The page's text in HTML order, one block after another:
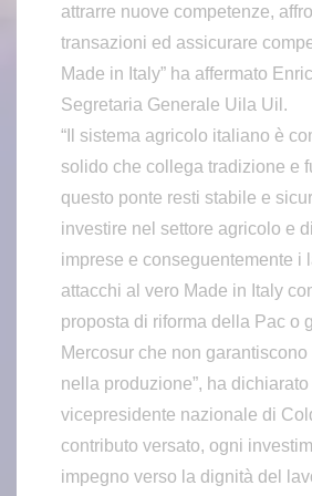
attrarre nuove competenze,
transazioni ed assicurare
Made in Italy” ha affermato
Segretaria Generale Uila Uil.
“Il sistema agricolo italiano è
solido che collega tradizione e
questo ponte resti stabile e
investire nel settore agricolo e
imprese e conseguentemente i
attacchi al vero Made in Italy
proposta di riforma della Pac o
Mercosur che non
nella produzione”, ha
vicepresidente nazionale di
contributo versato, ogni
impegno verso la dignità del